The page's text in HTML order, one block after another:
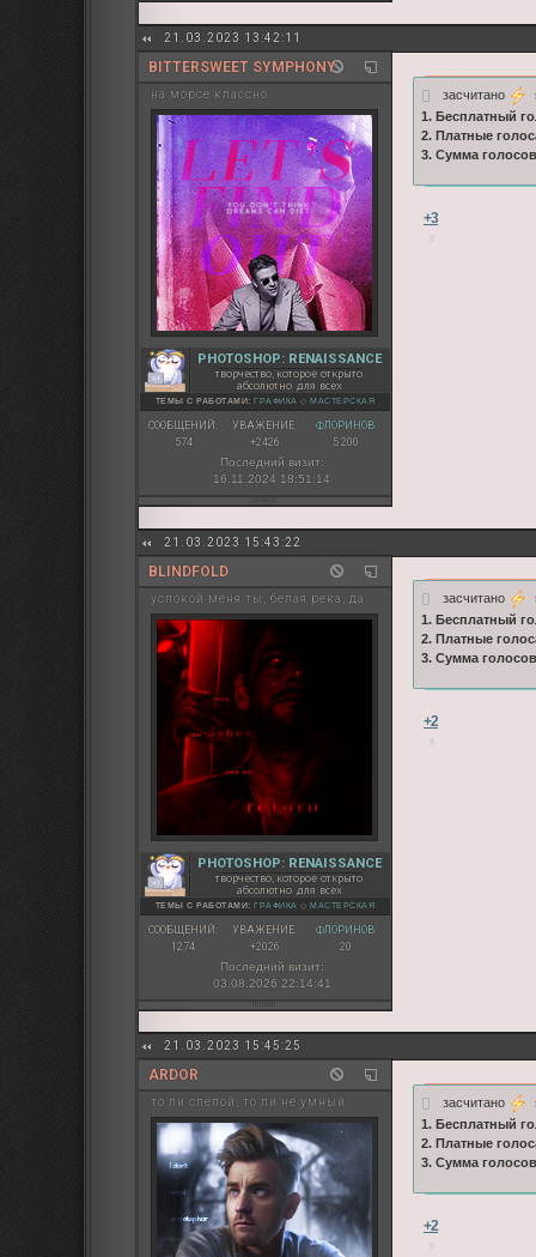
21.03.2023 13:42:11
BITTERSWEET SYMPHONY
на морсе классно
PHOTOSHOP: RENAISSANCE
творчество, которое открыто
абсолютно для всех
ТЕМЫ С РАБОТАМИ:ГРАФИКА ◇МАСТЕРСКАЯ
СООБЩЕНИЙ:
574
УВАЖЕНИЕ:
+2426
ФЛОРИНОВ:
5 200
Последний визит:
16.11.2024 18:51:14
засчитано
1. Бесплатный
2. Платные
3. Сумма
+3
21.03.2023 15:43:22
BLINDFOLD
успокой меня ты, белая река, да
PHOTOSHOP: RENAISSANCE
творчество, которое открыто
абсолютно для всех
ТЕМЫ С РАБОТАМИ:ГРАФИКА ◇МАСТЕРСКАЯ
СООБЩЕНИЙ:
1274
УВАЖЕНИЕ:
+2026
ФЛОРИНОВ:
20
Последний визит:
03.08.2026 22:14:41
засчитано
1. Бесплатный
2. Платные
3. Сумма
+2
21.03.2023 15:45:25
ARDOR
то ли слепой, то ли не умный засчитано
1. Бесплатный
2. Платные
3. Сумма
+2